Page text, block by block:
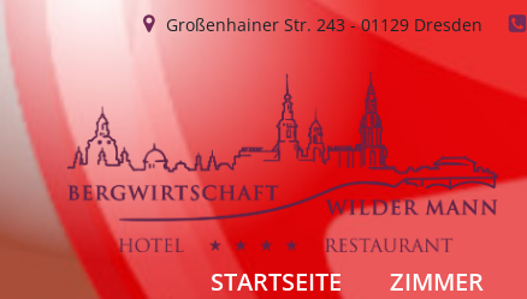
Inhalt
springen
Großenhainer Str. 243 - 01129 Dresden
STARTSEITE ZIMMER